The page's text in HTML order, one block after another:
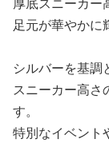
足元が華やかに
シルバーを基調
スニーカー高さ
す。
特別なイベント